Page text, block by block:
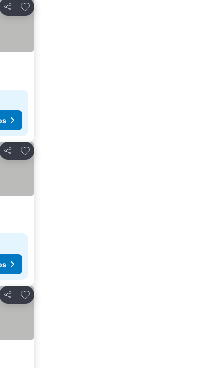
Partilhar
Adicionar aos favoritos
Partilhar
Adicionar aos favoritos
Partilhar
Adicionar aos favoritos